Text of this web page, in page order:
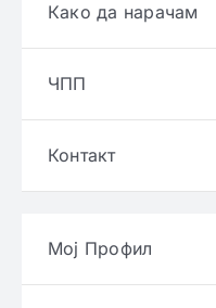
Како да нарачам
ЧПП
Контакт
Мој Профил